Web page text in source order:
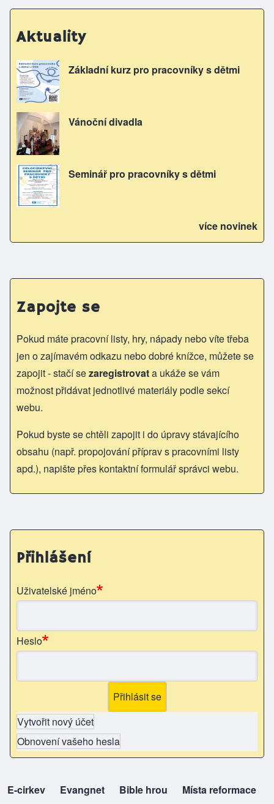
Aktuality
Základní kurz pro pracovníky s dětmi
Vánoční divadla
Seminář pro pracovníky s dětmi
více novinek
Zapojte se
Pokud máte pracovní listy, hry, nápady nebo víte třeba
jen o zajímavém odkazu nebo dobré knížce, můžete se
zapojit - stačí sezaregistrovata ukáže se vám
možnost přidávat jednotlivé materiály podle sekcí
webu.
Pokud byste se chtěli zapojit i do úpravy stávajícího
obsahu (např. propojování příprav s pracovními listy
apd.), napište přes kontaktní formulář správci webu.
Přihlášení
Uživatelské jméno
Heslo
Vytvořit nový účet
Obnovení vašeho hesla
top-odkazy
E-cirkev
(opens in new tab)
Evangnet
(opens in new tab)Bible hrou
(opens in new tab)Místa reformace
(opens in new tab)